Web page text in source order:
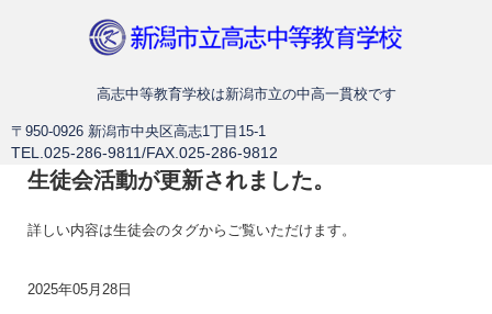
新潟市立高志中等教育学校
高志中等教育学校は新潟市立の中高一貫校です
〒950-0926 新潟市中央区高志1丁目15-1
TEL.025-286-9811/FAX.025-286-9812
生徒会活動が更新されました。
詳しい内容は生徒会のタグからご覧いただけます。
2025年05月28日